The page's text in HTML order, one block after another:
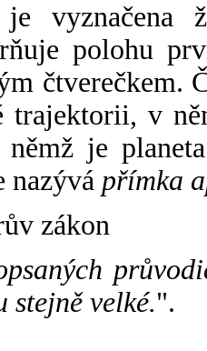
vyznačena
polohu
čtverečkem.
trajektorii, v
je
nazývá přímka
zákon
stejně velké.".